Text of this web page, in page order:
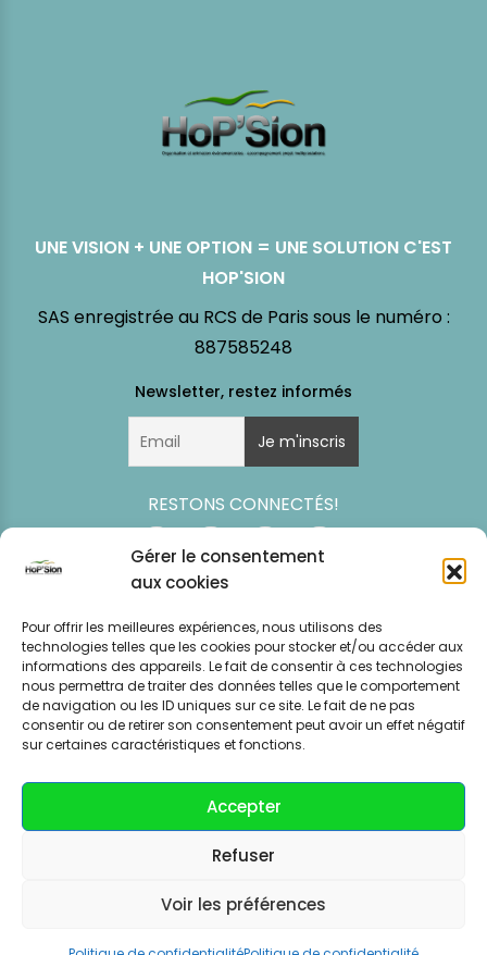
Gérer le consentement
aux cookies
Pour offrir les meilleures expériences, nous utilisons des
technologies telles que les cookies pour stocker et/ou accéder aux
informations des appareils. Le fait de consentir à ces technologies
nous permettra de traiter des données telles que le comportement
de navigation ou les ID uniques sur ce site. Le fait de ne pas
consentir ou de retirer son consentement peut avoir un effet négatif
sur certaines caractéristiques et fonctions.
Accepter
Refuser
Voir les préférences
UNE VISION + UNE OPTION = UNE SOLUTION C'EST
HOP'SION
SAS enregistrée au RCS de Paris sous le numéro :
887585248
RESTONS CONNECTÉS!
Simulation
tarifaire
Event
News
Mentions légales
CGV – CGU
Politique de
Hop'Sion Consulting copyright 2022